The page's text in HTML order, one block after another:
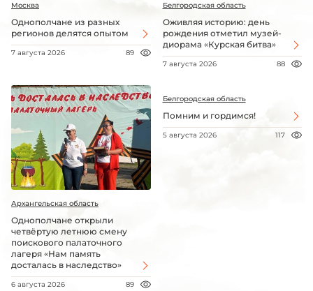
Москва
Однополчане из разных
регионов делятся опытом
7 августа 2026 89
Белгородская область
Оживляя историю: день
рождения отметил музей-
диорама «Курская битва»
7 августа 2026 88
Архангельская область
Однополчане открыли
четвёртую летнюю смену
поискового палаточного
лагеря «Нам память
досталась в наследство»
6 августа 2026 89
Белгородская область
Помним и гордимся!
5 августа 2026 117